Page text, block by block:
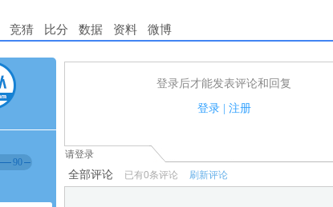
竞猜 比分 数据 资料 微博
90
登录后才能发表评论和回复
登录| 注册
1.电脑端新用户可以发表评论了！
请登录
全部评论 已有0条评论 刷新评论